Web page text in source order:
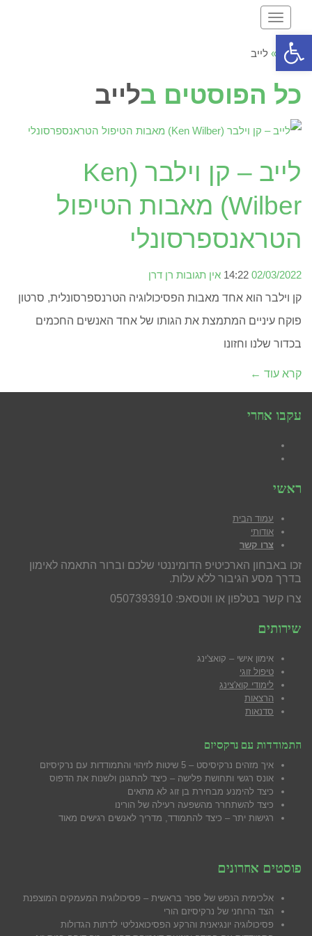
תפריט
ראשי » לייב
כל הפוסטים בלייב
לייב – קן וילבר (Ken
Wilber) מאבות הטיפול
הטראנספרסונלי
02/03/2022
14:22 אין תגובות רן דרן
קן וילבר הוא אחד מאבות הפסיכולוגיה הטרנספרסונלית, סרטון
פוקח עיניים המתמצת את הגותו של אחד האנשים החכמים
בכדור שלנו וחזונו
קרא עוד ←
עקבו אחרי
ראשי
עמוד הבית
אודותי
צרו קשר
זכו באבחון הארכיטיפ הדומיננטי שלכם וברור התאמה לאימון
בדרך מסע הגיבור ללא עלות.
צרו קשר בטלפון או ווטסאפ: 0507393910
שירותים
אימון אישי – קואצ'ינג
טיפול זוגי
לימודי קוא'צינג
הרצאות
סדנאות
התמודדות עם נרקסיזם
איך מזהים נרקיסיסט – 5 שיטות לזיהוי והתמודדות עם נרקיסיזם
אונס רגשי ותחושת פלישה – כיצד להתגונן ולשנות את הדפוס
כיצד להימנע מבחירת בן זוג לא מתאים
כיצד להשתחרר מהשפעה רעילה של הורינו
רגישות יתר – כיצד להתמודד, מדריך לאנשים רגישים מאוד
פוסטים אחרונים
אלכימית הנפש של ספר בראשית – פסיכולוגית המעמקים המוצפנת
הצד הרוחני של נרקיסיזם הורי
פסיכולוגיה יונגיאנית והרקע הפסיכואנליטי לדתות הגדולות
פתח סרגל נגישות